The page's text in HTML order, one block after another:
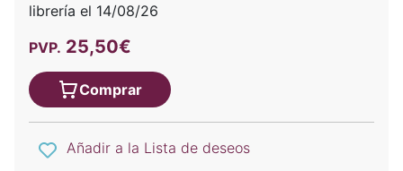
librería el 14/08/26
PVP. 25,50€
Comprar
Añadir a la Lista de deseos